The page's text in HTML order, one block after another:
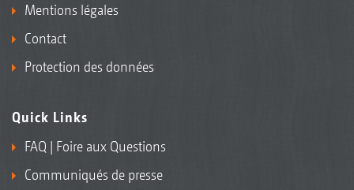
Mentions légales
Contact
Protection des données
Quick Links
FAQ | Foire aux Questions
Communiqués de presse